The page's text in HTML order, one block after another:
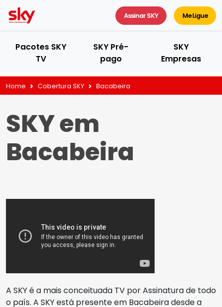
Assinar SKY Me Ligue
Pacotes SKY
TV
SKY Pré-
pago
SKY
Empresas
Home Cobertura SKY Bacabeira
SKY em
Bacabeira
A SKY é a mais conceituada TV por Assinatura de todo
o país. A SKY está presente em Bacabeira desde a